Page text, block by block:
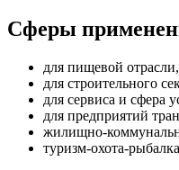
Сферы
для пищевой отрасли,
для строительного
для сервиса и сфера
для предприятий
жилищно-
туризм-охота-